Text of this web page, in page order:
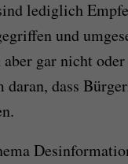
lediglich
und
gar nicht
daran, dass